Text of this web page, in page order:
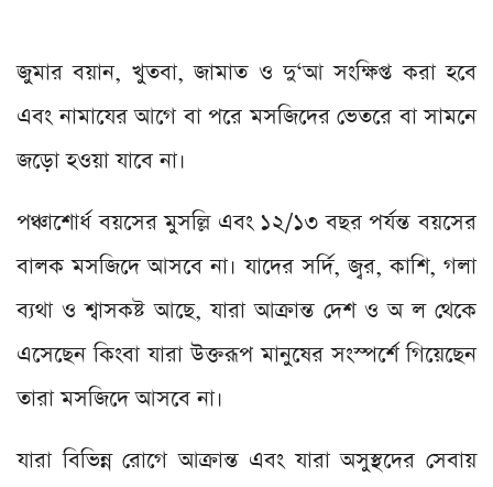
জুমার বয়ান, খুতবা, জামাত ও দু‘আ সংক্ষিপ্ত করা হবে
এবং নামাযের আগে বা পরে মসজিদের ভেতরে বা সামনে
জড়ো হওয়া যাবে না।
পঞ্চাশোর্ধ বয়সের মুসল্লি এবং ১২/১৩ বছর পর্যন্ত বয়সের
বালক মসজিদে আসবে না। যাদের সর্দি, জ্বর, কাশি, গলা
ব্যথা ও শ্বাসকষ্ট আছে, যারা আক্রান্ত দেশ ও অ ল থেকে
এসেছেন কিংবা যারা উক্তরূপ মানুষের সংস্পর্শে গিয়েছেন
তারা মসজিদে আসবে না।
যারা বিভিন্ন রোগে আক্রান্ত এবং যারা অসুস্থদের সেবায়